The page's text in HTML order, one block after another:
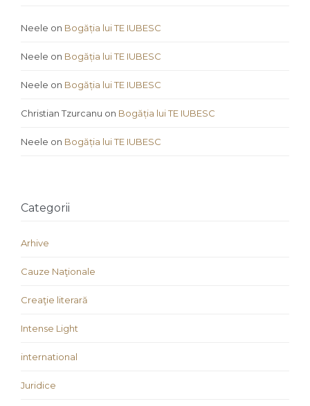
Neele on Bogăția lui TE IUBESC
Neele on Bogăția lui TE IUBESC
Neele on Bogăția lui TE IUBESC
Christian Tzurcanu on Bogăția lui TE IUBESC
Neele on Bogăția lui TE IUBESC
Categorii
Arhive
Cauze Naţionale
Creaţie literară
Intense Light
international
Juridice